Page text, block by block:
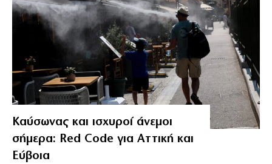
Καύσωνας και ισχυροί άνεμοι
σήμερα: Red Code για Αττική και
Εύβοια